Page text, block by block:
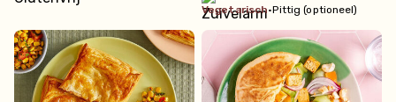
vegetarisch•Pittig (optioneel)